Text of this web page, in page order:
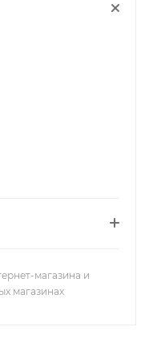
магазина и
магазинах